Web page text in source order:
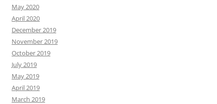
May 2020
April 2020
December 2019
November 2019
October 2019
July 2019
May 2019
April 2019
March 2019